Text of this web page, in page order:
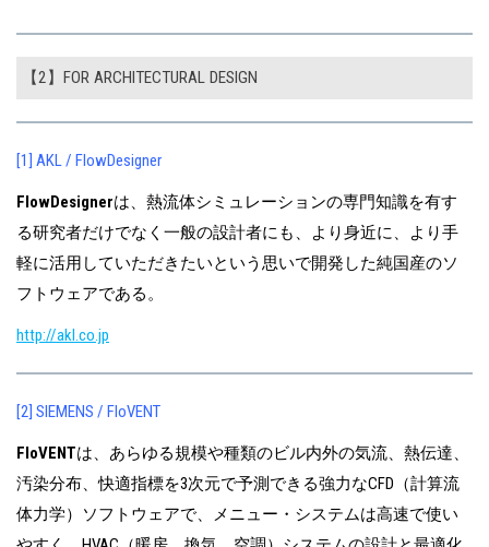
【2】FOR ARCHITECTURAL DESIGN
[1] AKL / FlowDesigner
FlowDesignerは、熱流体シミュレーションの専門知識を有す
る研究者だけでなく一般の設計者にも、より身近に、より手
軽に活用していただきたいという思いで開発した純国産のソ
フトウェアである。
http://akl.co.jp
[2] SIEMENS / FloVENT
FloVENTは、あらゆる規模や種類のビル内外の気流、熱伝達、
汚染分布、快適指標を3次元で予測できる強力なCFD（計算流
体力学）ソフトウェアで、メニュー・システムは高速で使い